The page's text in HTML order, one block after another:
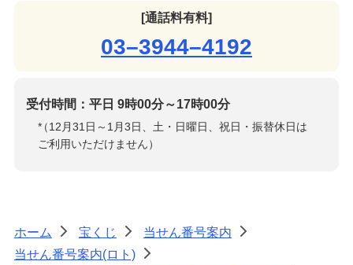
[通話料有料]
03–3944–4192
受付時間：平日 9時00分～17時00分
*
（12月31日～1月3日、土・日曜日、祝日・振替休日は
ご利用いただけません）
ホーム > 宝くじ > 当せん番号案内
>
当せん番号案内(ロト)
>